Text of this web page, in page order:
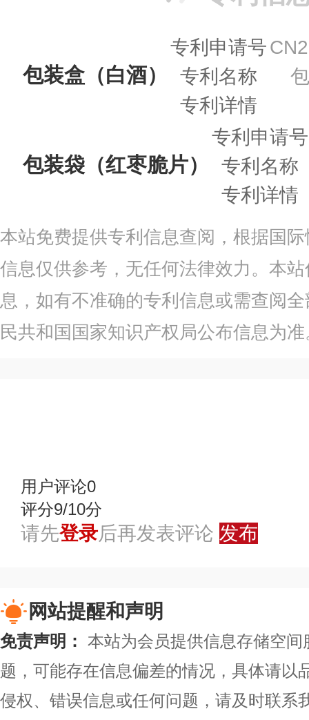
包装盒（白酒）
专利申请号
专利名称
专利详情
包装袋（红枣脆片）
专利申请号
专利名称
专利详情
本站免费提供专利信息查阅，根据国
信息仅供参考，无任何法律效力。本
息，如有不准确的专利信息或需查阅
民共和国国家知识产权局公布信息为准
用户评论0
评分9/10分
请先登录后再发表评论 发布
网站提醒和声明
免责声明： 本站为会员提供信息存储空
题，可能存在信息偏差的情况，具体请以
侵权、错误信息或任何问题，请及时联系